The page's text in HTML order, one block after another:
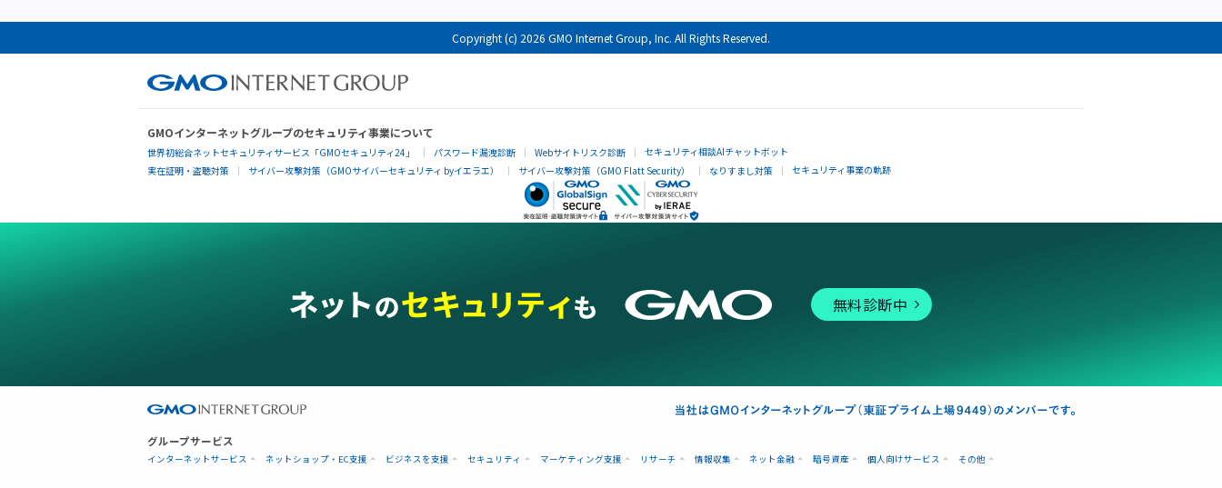
Copyright (c) 2026 GMO Internet Group, Inc. All Rights Reserved.
GMOインターネットグループのセキュリティ事業について
世界初総合ネットセキュリティサービス「GMOセキュリティ24」 パスワード漏洩診断 Webサイトリスク診断
セキュリティ相談AIチャットボット
実在証明・盗聴対策
サイバー攻撃対策（GMOサイバーセキュリティ byイエラエ） サイバー攻撃対策（GMO Flatt Security） なりすまし対策 セキュリティ事業の軌跡
無料診断中
グループサービス
インターネットサービス ネットショップ・EC支援 ビジネスを支援 セキュリティ マーケティング支援 リサーチ 情報収集 ネット金融 暗号資産 個人向けサービス その他